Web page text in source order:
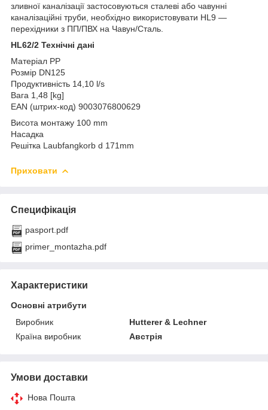
зливної каналізації застосовуються сталеві або чавунні
каналізаційні труби, необхідно використовувати HL9 —
перехідники з ПП/ПВХ на Чавун/Сталь.
HL62/2 Технічні дані
Матеріал PP
Розмір DN125
Продуктивність 14,10 l/s
Вага 1,48 [kg]
EAN (штрих-код) 9003076800629
Висота монтажу 100 mm
Насадка
Решітка Laubfangkorb d 171mm
Приховати
Специфікація
pasport.pdf
primer_montazha.pdf
Характеристики
Основні атрибути
Виробник
Hutterer & Lechner
Країна виробник
Австрія
Умови доставки
Нова Пошта